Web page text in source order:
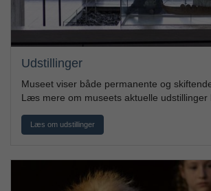
Udstillinger
Museet viser både permanente og
Læs mere om museets aktuelle udstillinger
Læs om udstillinger